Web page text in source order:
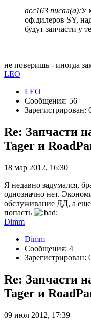
acc163 писал(а):У
оф.дилеров SY,
будут запчасти у
не поверишь - иногда
LEO
LEO
Сообщения: 56
Зарегистрирован:
Re: Запчасти
Tager и
18 мар 2012, 16:30
Я недавно задумался,
однозначно нет.
обслуживание ДД, а
попасть
Dimm
Dimm
Сообщения: 4
Зарегистрирован:
Re: Запчасти
Tager и
09 июл 2012, 17:39